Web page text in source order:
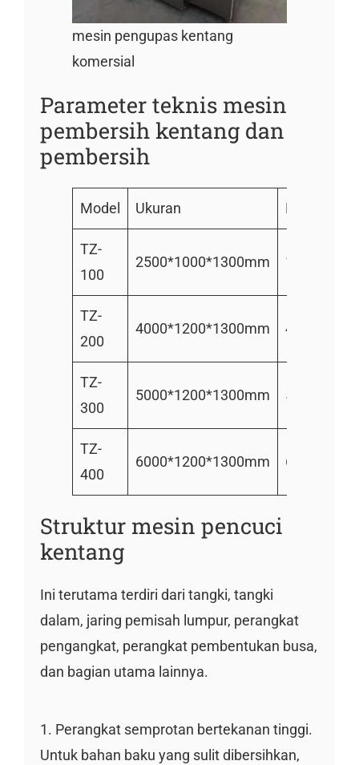
mesin pengupas kentang
komersial
Parameter teknis mesin
pembersih kentang dan
pembersih
Model Ukuran Berat
TZ-
100
2500*1000*1300mm 180
TZ-
200
4000*1200*1300mm 400
TZ-
300
5000*1200*1300mm 500
TZ-
400
6000*1200*1300mm 600
Struktur mesin pencuci
kentang
Ini terutama terdiri dari tangki, tangki
dalam, jaring pemisah lumpur, perangkat
pengangkat, perangkat pembentukan busa,
dan bagian utama lainnya.
1. Perangkat semprotan bertekanan tinggi.
Untuk bahan baku yang sulit dibersihkan,